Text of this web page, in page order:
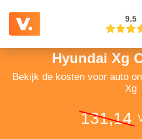
9.5
Hyundai Xg
Bekijk de kosten voor auto
Xg
131,14